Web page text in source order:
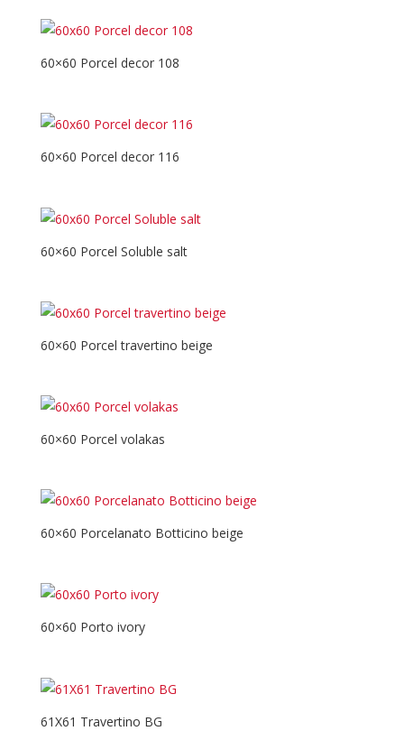
60×60 Porcel decor 108
60×60 Porcel decor 116
60×60 Porcel Soluble salt
60×60 Porcel travertino beige
60×60 Porcel volakas
60×60 Porcelanato Botticino beige
60×60 Porto ivory
61X61 Travertino BG